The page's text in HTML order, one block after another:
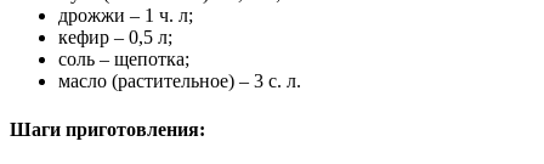
дрожжи – 1 ч. л;
кефир – 0,5 л;
соль – щепотка;
масло (растительное) – 3 с. л.
Шаги приготовления: